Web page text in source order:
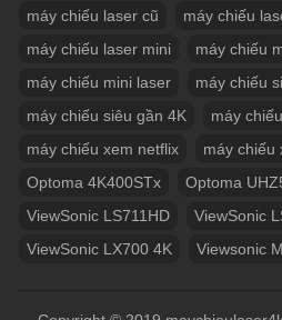
máy chiếu laser cũ
máy chiếu
máy chiếu laser mini
máy chiếu
máy chiếu mini laser
máy chiếu
máy chiếu siêu gần 4K
máy
máy chiếu xem netflix
máy chiếu
Optoma 4K400STx
Optoma
ViewSonic LS711HD
ViewSonic
ViewSonic LX700 4K
Viewsonic